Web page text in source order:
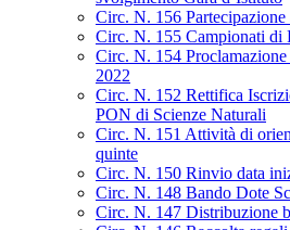
Circ. N. 156 Partecipazione
Circ. N. 155 Campionati di
Circ. N. 154
2022
Circ. N. 152 Rettifica
PON di Scienze Naturali
Circ. N. 151 Attività di
quinte
Circ. N. 150 Rinvio data
Circ. N. 148 Bando Dote
Circ. N. 147 Distribuzione